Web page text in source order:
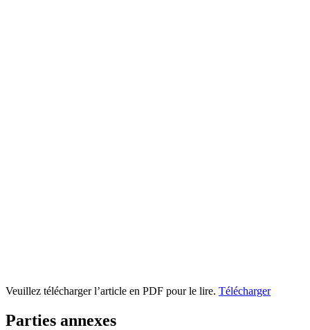
Veuillez télécharger l’article en PDF pour le lire. Télécharger
Parties annexes